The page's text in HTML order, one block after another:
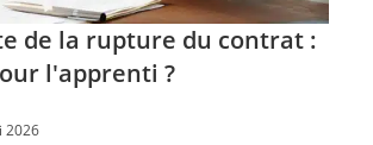
de la rupture du contrat :
l'apprenti ?
2026